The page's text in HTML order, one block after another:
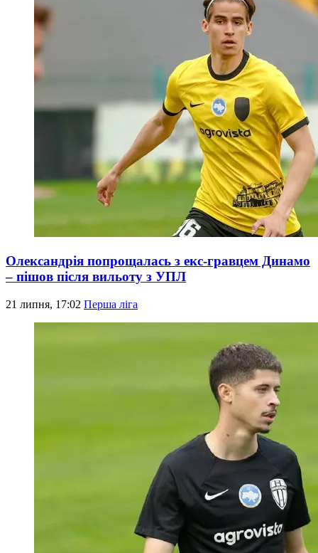
Олександрія попрощалась з екс-гравцем Динамо
– пішов після вильоту з УПЛ
21 липня, 17:02 Перша ліга